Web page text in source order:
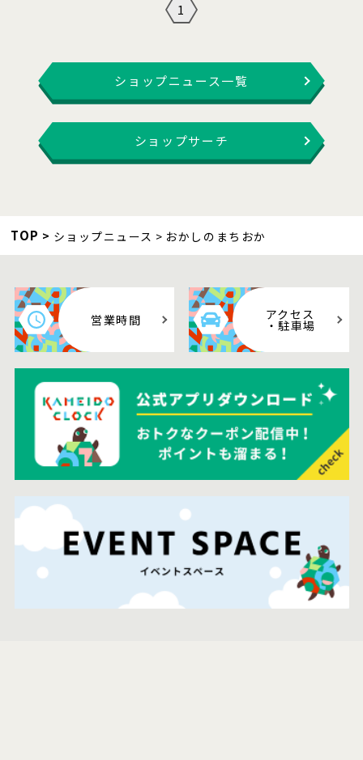
1
ショップニュース一覧
ショップサーチ
TOP ショップニュース おかしのまちおか
営業時間 アクセス
・駐車場